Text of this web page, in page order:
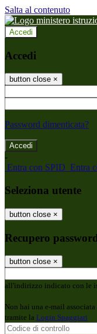
Salta al contenuto
Accedi
Accedi
button close ×
Password dimenticata?
-
Entra con SPID Entra
Seleziona utente
button close ×
Recupero
button close ×
all'indirizzo indicato con le
Non hai una e-mail
tramite la Login Spaggiari